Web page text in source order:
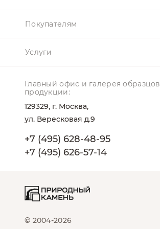
Покупателям
Услуги
Главный офис и галерея образцов
продукции:
129329, г. Москва,
ул. Вересковая д.9
+7 (495) 628-48-95
+7 (495) 626-57-14
© 2004-2026